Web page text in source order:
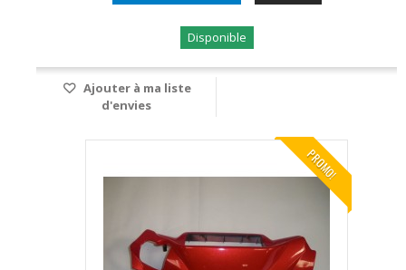
Disponible
Ajouter à ma liste
d'envies
PROMO!